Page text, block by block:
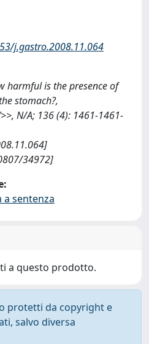
j.gastro.2008.11.064
harmful is the presence of
stomach?,
N/A; 136 (4): 1461-1461-
34972]
sentenza
a questo prodotto.
protetti da copyright e
salvo diversa